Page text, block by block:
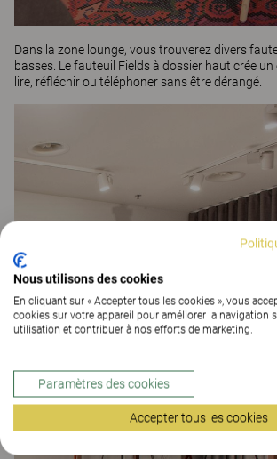
Dans la zone lounge, vous trouverez divers
basses. Le fauteuil Fields à dossier haut crée
lire, réfléchir ou téléphoner sans être dérangé.
Nous utilisons des cookies
En cliquant sur « Accepter tous les cookies », vous
cookies sur votre appareil pour améliorer la navigation
utilisation et contribuer à nos efforts de marketing.
Paramètres des cookies
Accepter tous les cookies